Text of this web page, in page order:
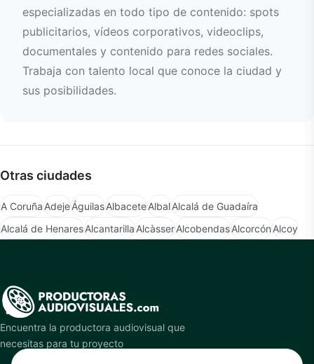
especializadas en todo tipo de contenido: spots
publicitarios, vídeos corporativos, videoclips,
documentales y contenido para redes sociales.
Trabaja con talento local que conoce la ciudad y
sus posibilidades.
Otras ciudades
A CoruñaAdejeÁguilasAlbaceteAlbalAlcalá de Guadaíra
Alcalá de HenaresAlcantarillaAlcàsserAlcobendasAlcorcónAlcoy
Encuentra la productora audiovisual que
necesitas para tu proyecto